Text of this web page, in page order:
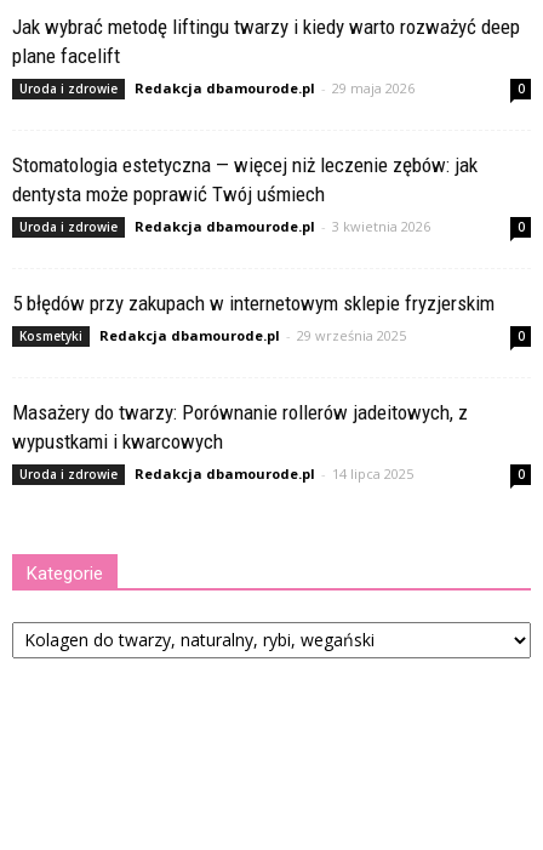
Jak wybrać metodę liftingu twarzy i kiedy warto rozważyć deep
plane facelift
Uroda i zdrowie Redakcja dbamourode.pl - 29 maja 2026 0
Stomatologia estetyczna — więcej niż leczenie zębów: jak
dentysta może poprawić Twój uśmiech
Uroda i zdrowie Redakcja dbamourode.pl - 3 kwietnia 2026 0
5 błędów przy zakupach w internetowym sklepie fryzjerskim
Kosmetyki Redakcja dbamourode.pl - 29 września 2025 0
Masażery do twarzy: Porównanie rollerów jadeitowych, z
wypustkami i kwarcowych
Uroda i zdrowie Redakcja dbamourode.pl - 14 lipca 2025 0
Kategorie
Kategorie